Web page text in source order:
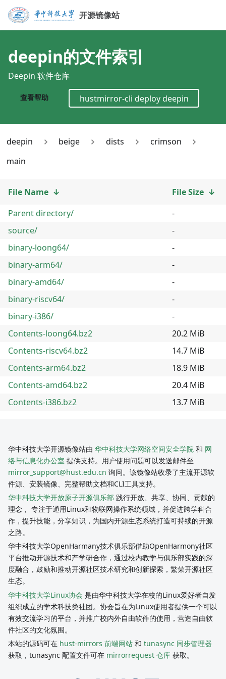
开源镜像站
deepin的文件索引
Deepin 软件仓库
查看帮助 hustmirror-cli deploy deepin
deepin beige dists
crimson
main
File Name ↓ File Size ↓
Parent directory/
-
source/
-
binary-loong64/
-
binary-arm64/
-
binary-amd64/
-
binary-riscv64/
-
binary-i386/
-
Contents-loong64.bz2
20.2 MiB
Contents-riscv64.bz2
14.7 MiB
Contents-arm64.bz2
18.9 MiB
Contents-amd64.bz2
20.4 MiB
Contents-i386.bz2
13.7 MiB
华中科技大学开源镜像站由 华中科技大学网络空间安全学院 和 网
络与信息化办公室 提供支持。用户使用问题可以发送邮件至
mirror_support@hust.edu.cn 询问。该镜像站收录了主流开源软
件源、安装镜像、完整帮助文档和CLI工具支持。
华中科技大学开放原子开源俱乐部 践行开放、共享、协同、贡献的
理念， 专注于通用Linux和物联网操作系统领域，并促进跨学科合
作，提升技能，分享知识，为国内开源生态系统打造可持续的开源
之路。
华中科技大学OpenHarmany技术俱乐部借助OpenHarmony社区
平台推动开源技术和产学研合作，通过校内教学与俱乐部实践的深
度融合，鼓励和推动开源社区技术研究和创新探索，繁荣开源社区
生态。
华中科技大学Linux协会 是由华中科技大学在校的Linux爱好者自发
组织成立的学术科技类社团。协会旨在为Linux使用者提供一个可以
有效交流学习的平台，并推广校内外自由软件的使用，营造自由软
件社区的文化氛围。
本站的源码可在 hust-mirrors 前端网站 和 tunasync 同步管理器
获取，tunasync 配置文件可在 mirrorrequest 仓库 获取。